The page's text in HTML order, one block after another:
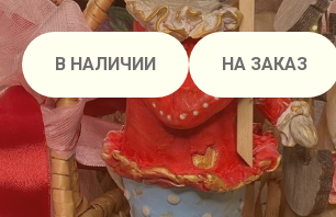
В НАЛИЧИИ НА ЗАКАЗ